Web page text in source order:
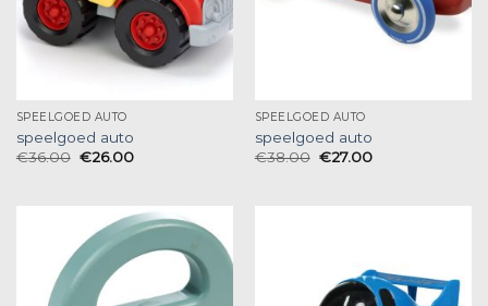
SPEELGOED AUTO
speelgoed auto
€36.00 €26.00
SPEELGOED AUTO
speelgoed auto
€38.00 €27.00